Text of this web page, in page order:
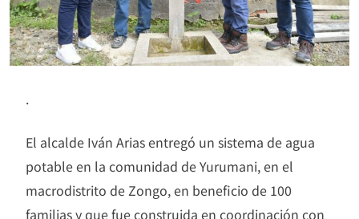
.
El alcalde Iván Arias entregó un sistema de agua
potable en la comunidad de Yurumani, en el
macrodistrito de Zongo, en beneficio de 100
familias y que fue construida en coordinación con